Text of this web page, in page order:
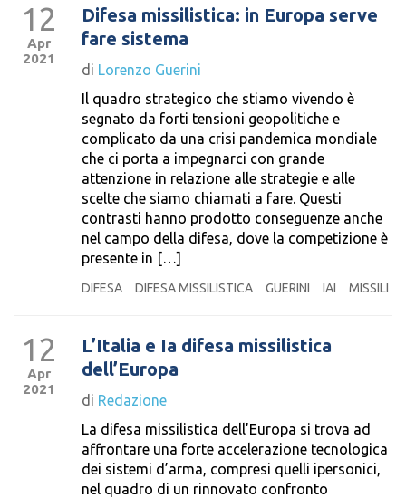
12
Apr
2021
Difesa missilistica: in Europa serve
fare sistema
di Lorenzo Guerini
Il quadro strategico che stiamo vivendo è
segnato da forti tensioni geopolitiche e
complicato da una crisi pandemica mondiale
che ci porta a impegnarci con grande
attenzione in relazione alle strategie e alle
scelte che siamo chiamati a fare. Questi
contrasti hanno prodotto conseguenze anche
nel campo della difesa, dove la competizione è
presente in […]
DIFESA DIFESA MISSILISTICA GUERINI IAI MISSILI
12
Apr
2021
L’Italia e Ia difesa missilistica
dell’Europa
di Redazione
La difesa missilistica dell’Europa si trova ad
affrontare una forte accelerazione tecnologica
dei sistemi d’arma, compresi quelli ipersonici,
nel quadro di un rinnovato confronto